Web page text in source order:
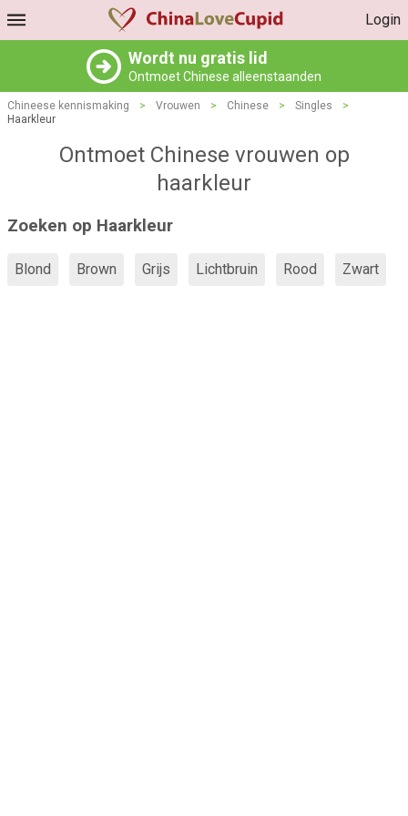
Login
Wordt nu gratis lid
Ontmoet Chinese alleenstaanden
Chineese kennismaking > Vrouwen > Chinese > Singles
>
Haarkleur
Ontmoet Chinese vrouwen op
haarkleur
Zoeken op Haarkleur
Blond Brown Grijs Lichtbruin Rood Zwart